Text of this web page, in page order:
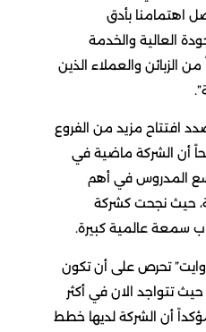
اهتمامنا بأدق
العالية والخدمة
الزبائن والعملاء الذين
افتتاح مزيد من الفروع
أن الشركة ماضية في
المدروس في أهم
حيث نجحت كشركة
سمعة عالمية كبيرة.
وايت” تحرص على أن تكون
حيث تتواجد الان في أكثر
14متجراً، مؤكداً أن الشركة لديها خطط